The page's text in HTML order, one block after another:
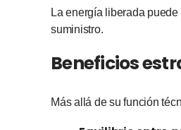
La energía liberada
suministro.
Beneficios
Más allá de su función